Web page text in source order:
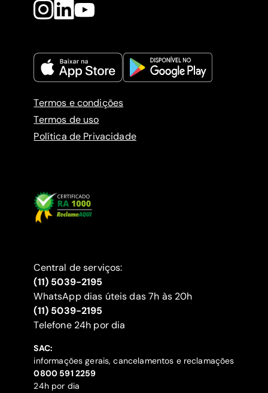
Termos e condições
Termos de uso
Política de Privacidade
Central de serviços:
(11) 5039-2195
WhatsApp dias úteis das 7h às 20h
(11) 5039-2195
‍Telefone 24h por dia
SAC:
informações gerais, cancelamentos e reclamações
‍0800 591 2259
24h por dia